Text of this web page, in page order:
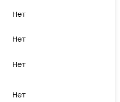
Нет
Нет
Нет
Нет